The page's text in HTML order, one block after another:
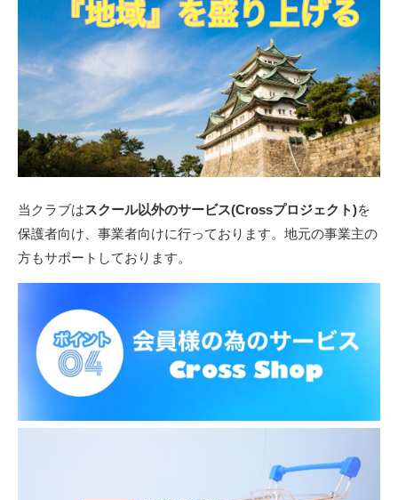
当クラブはスクール以外のサービス(Crossプロジェクト)を
保護者向け、事業者向けに行っております。地元の事業主の
方もサポートしております。